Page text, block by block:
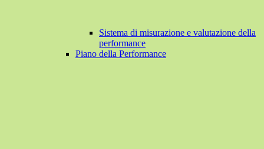
Sistema di misurazione e valutazione della
performance
Piano della Performance